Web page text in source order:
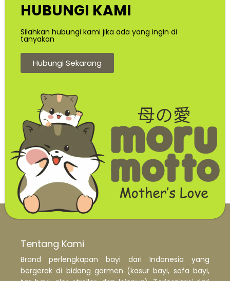
HUBUNGI KAMI
Silahkan hubungi kami jika ada yang ingin di
tanyakan
Hubungi Sekarang
Tentang Kami
Brand perlengkapan bayi dari Indonesia yang
bergerak di bidang garmen (kasur bayi, sofa bayi,